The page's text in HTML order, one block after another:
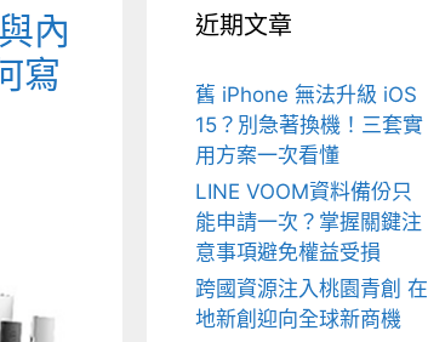
內
寫
近期文章
舊 iPhone 無法升級 iOS
15？別急著換機！三套實
用方案一次看懂
LINE VOOM資料備份只
能申請一次？掌握關鍵注
意事項避免權益受損
跨國資源注入桃園青創 在
地新創迎向全球新商機